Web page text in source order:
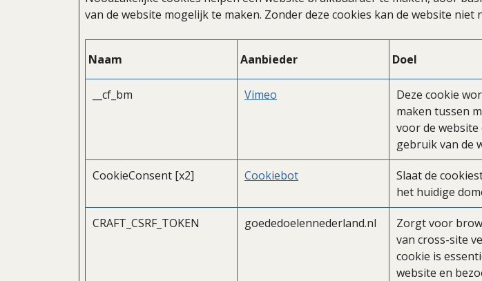
van de website mogelijk te maken. Zonder deze cookies kan de website niet
Naam Aanbieder Doel
__cf_bm Vimeo
Deze cookie
maken tussen
voor de
gebruik van de
CookieConsent [x2] Cookiebot
Slaat de
het huidige
CRAFT_CSRF_TOKEN goededoelennederland.nl
Zorgt voor
van cross-site
cookie is
website en